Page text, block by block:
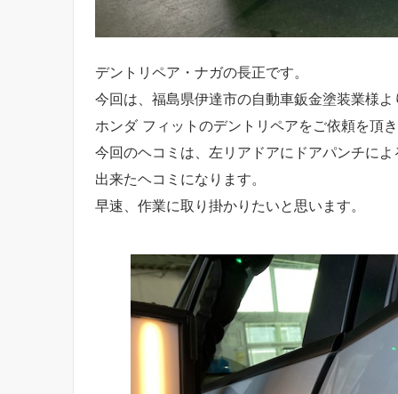
デントリペア・ナガの長正です。
今回は、福島県伊達市の自動車鈑金塗装業様よ
ホンダ フィットのデントリペアをご依頼を頂
今回のヘコミは、左リアドアにドアパンチによ
出来たヘコミになります。
早速、作業に取り掛かりたいと思います。